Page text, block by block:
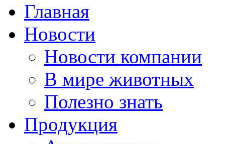
Главная
Новости
Новости компании
В мире животных
Полезно знать
Продукция